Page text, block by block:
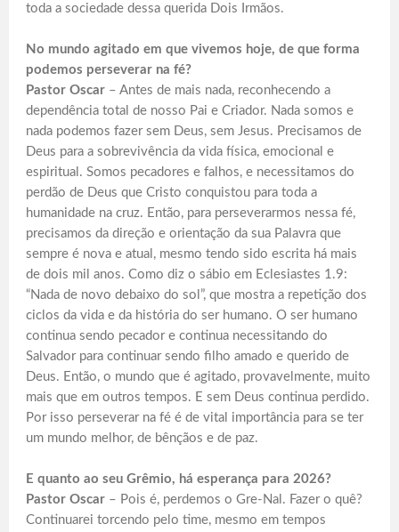
toda a sociedade dessa querida Dois Irmãos.
No mundo agitado em que vivemos hoje, de que forma
podemos perseverar na fé?
Pastor Oscar – Antes de mais nada, reconhecendo a
dependência total de nosso Pai e Criador. Nada somos e
nada podemos fazer sem Deus, sem Jesus. Precisamos de
Deus para a sobrevivência da vida física, emocional e
espiritual. Somos pecadores e falhos, e necessitamos do
perdão de Deus que Cristo conquistou para toda a
humanidade na cruz. Então, para perseverarmos nessa fé,
precisamos da direção e orientação da sua Palavra que
sempre é nova e atual, mesmo tendo sido escrita há mais
de dois mil anos. Como diz o sábio em Eclesiastes 1.9:
“Nada de novo debaixo do sol”, que mostra a repetição dos
ciclos da vida e da história do ser humano. O ser humano
continua sendo pecador e continua necessitando do
Salvador para continuar sendo filho amado e querido de
Deus. Então, o mundo que é agitado, provavelmente, muito
mais que em outros tempos. E sem Deus continua perdido.
Por isso perseverar na fé é de vital importância para se ter
um mundo melhor, de bênçãos e de paz.
E quanto ao seu Grêmio, há esperança para 2026?
Pastor Oscar – Pois é, perdemos o Gre-Nal. Fazer o quê?
Continuarei torcendo pelo time, mesmo em tempos